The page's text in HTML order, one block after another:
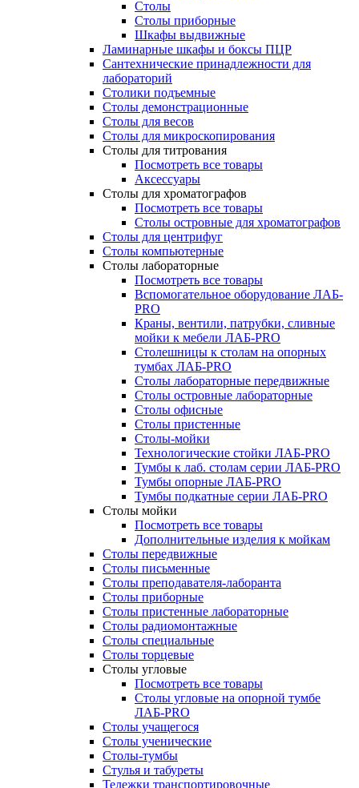
Столы
Столы приборные
Шкафы выдвижные
Ламинарные шкафы и боксы ПЦР
Сантехнические принадлежности для
лабораторий
Столики подъемные
Столы демонстрационные
Столы для весов
Столы для микроскопирования
Столы для титрования
Посмотреть все товары
Аксессуары
Столы для хроматографов
Посмотреть все товары
Столы островные для хроматографов
Столы для центрифуг
Столы компьютерные
Столы лабораторные
Посмотреть все товары
Вспомогательное оборудование ЛАБ-
PRO
Краны, вентили, патрубки, сливные
мойки к мебели ЛАБ-PRO
Столешницы к столам на опорных
тумбах ЛАБ-PRO
Столы лабораторные передвижные
Столы островные лабораторные
Столы офисные
Столы пристенные
Столы-мойки
Технологические стойки ЛАБ-PRO
Тумбы к лаб. столам серии ЛАБ-PRO
Тумбы опорные ЛАБ-PRO
Тумбы подкатные серии ЛАБ-PRO
Столы мойки
Посмотреть все товары
Дополнительные изделия к мойкам
Столы передвижные
Столы письменные
Столы преподавателя-лаборанта
Столы приборные
Столы пристенные лабораторные
Столы радиомонтажные
Столы специальные
Столы торцевые
Столы угловые
Посмотреть все товары
Столы угловые на опорной тумбе
ЛАБ-PRO
Столы учащегося
Столы ученические
Столы-тумбы
Стулья и табуреты
Тележки транспортировочные